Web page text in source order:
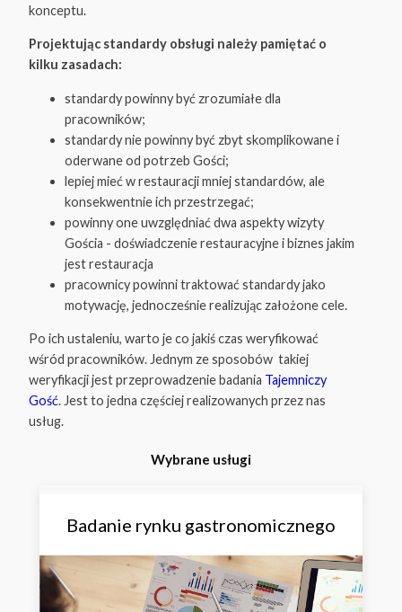
konceptu.
Projektując standardy obsługi należy pamiętać o
kilku zasadach:
standardy powinny być zrozumiałe dla
pracowników;
standardy nie powinny być zbyt skomplikowane i
oderwane od potrzeb Gości;
lepiej mieć w restauracji mniej standardów, ale
konsekwentnie ich przestrzegać;
powinny one uwzględniać dwa aspekty wizyty
Gościa - doświadczenie restauracyjne i biznes jakim
jest restauracja
pracownicy powinni traktować standardy jako
motywację, jednocześnie realizując założone cele.
Po ich ustaleniu, warto je co jakiś czas weryfikować
wśród pracowników. Jednym ze sposobów takiej
weryfikacji jest przeprowadzenie badania Tajemniczy
Gość. Jest to jedna częściej realizowanych przez nas
usług.
Wybrane usługi
Badanie rynku gastronomicznego